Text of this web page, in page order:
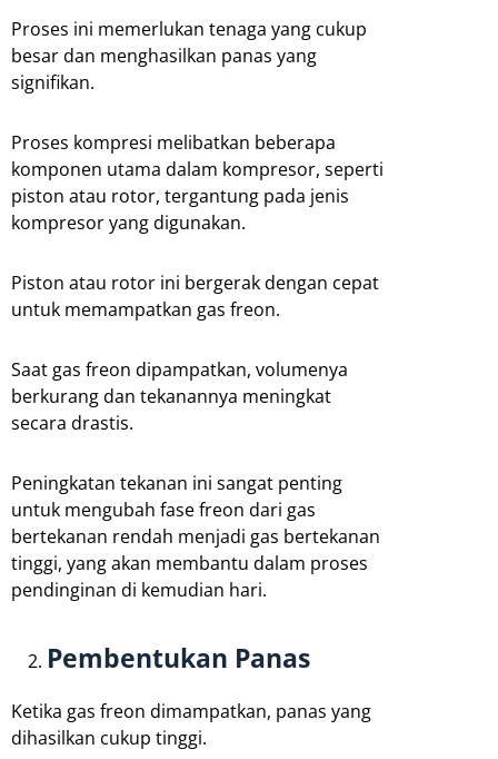
Proses ini memerlukan tenaga yang cukup
besar dan menghasilkan panas yang
signifikan.
Proses kompresi melibatkan beberapa
komponen utama dalam kompresor, seperti
piston atau rotor, tergantung pada jenis
kompresor yang digunakan.
Piston atau rotor ini bergerak dengan cepat
untuk memampatkan gas freon.
Saat gas freon dipampatkan, volumenya
berkurang dan tekanannya meningkat
secara drastis.
Peningkatan tekanan ini sangat penting
untuk mengubah fase freon dari gas
bertekanan rendah menjadi gas bertekanan
tinggi, yang akan membantu dalam proses
pendinginan di kemudian hari.
Pembentukan Panas
Ketika gas freon dimampatkan, panas yang
dihasilkan cukup tinggi.